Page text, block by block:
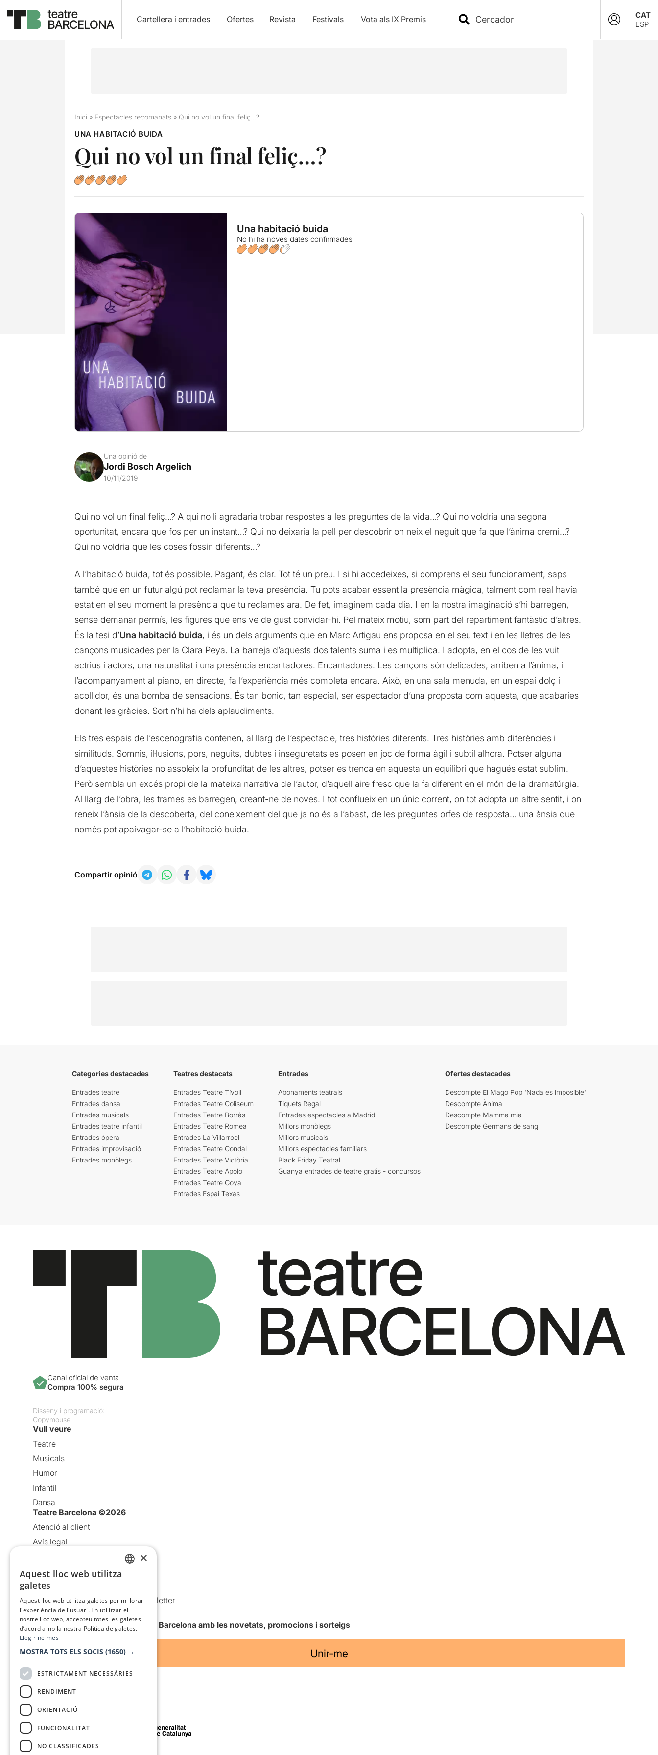
Cartellera i entrades Ofertes Revista Festivals Vota als IX Premis
CAT
ESP
Inici» Espectacles recomanats» Qui no vol un final feliç…?
UNA HABITACIÓ BUIDA
Qui no vol un final feliç…?
Una habitació buida
No hi ha noves dates confirmades
Una opinió de
Jordi Bosch Argelich
10/11/2019
Qui no vol un final feliç…? A qui no li agradaria trobar respostes a les preguntes de la vida…? Qui no voldria una segona
oportunitat, encara que fos per un instant…? Qui no deixaria la pell per descobrir on neix el neguit que fa que l’ànima cremi…?
Qui no voldria que les coses fossin diferents…?
A l’habitació buida, tot és possible. Pagant, és clar. Tot té un preu. I si hi accedeixes, si comprens el seu funcionament, saps
també que en un futur algú pot reclamar la teva presència. Tu pots acabar essent la presència màgica, talment com real havia
estat en el seu moment la presència que tu reclames ara. De fet, imaginem cada dia. I en la nostra imaginació s’hi barregen,
sense demanar permís, les figures que ens ve de gust convidar-hi. Pel mateix motiu, som part del repartiment fantàstic d’altres.
És la tesi d’Una habitació buida, i és un dels arguments que en Marc Artigau ens proposa en el seu text i en les lletres de les
cançons musicades per la Clara Peya. La barreja d’aquests dos talents suma i es multiplica. I adopta, en el cos de les vuit
actrius i actors, una naturalitat i una presència encantadores. Encantadores. Les cançons són delicades, arriben a l’ànima, i
l’acompanyament al piano, en directe, fa l’experiència més completa encara. Això, en una sala menuda, en un espai dolç i
acollidor, és una bomba de sensacions. És tan bonic, tan especial, ser espectador d’una proposta com aquesta, que acabaries
donant les gràcies. Sort n’hi ha dels aplaudiments.
Els tres espais de l’escenografia contenen, al llarg de l‘espectacle, tres històries diferents. Tres històries amb diferències i
similituds. Somnis, il·lusions, pors, neguits, dubtes i inseguretats es posen en joc de forma àgil i subtil alhora. Potser alguna
d’aquestes històries no assoleix la profunditat de les altres, potser es trenca en aquesta un equilibri que hagués estat sublim.
Però sembla un excés propi de la mateixa narrativa de l’autor, d’aquell aire fresc que la fa diferent en el món de la dramatúrgia.
Al llarg de l’obra, les trames es barregen, creant-ne de noves. I tot conflueix en un únic corrent, on tot adopta un altre sentit, i on
reneix l’ànsia de la descoberta, del coneixement del que ja no és a l’abast, de les preguntes orfes de resposta… una ànsia que
només pot apaivagar-se a l’habitació buida.
Compartir opinió
Categories destacades
Entrades teatre
Entrades dansa
Entrades musicals
Entrades teatre infantil
Entrades òpera
Entrades improvisació
Entrades monòlegs
Teatres destacats
Entrades Teatre Tívoli
Entrades Teatre Coliseum
Entrades Teatre Borràs
Entrades Teatre Romea
Entrades La Villarroel
Entrades Teatre Condal
Entrades Teatre Victòria
Entrades Teatre Apolo
Entrades Teatre Goya
Entrades Espai Texas
Entrades
Abonaments teatrals
Tiquets Regal
Entrades espectacles a Madrid
Millors monòlegs
Millors musicals
Millors espectacles familiars
Black Friday Teatral
Guanya entrades de teatre gratis - concursos
Ofertes destacades
Descompte El Mago Pop 'Nada es imposible'
Descompte Ànima
Descompte Mamma mia
Descompte Germans de sang
Canal oficial de venta
Compra 100% segura
Disseny i programació:
Copymouse
Vull veure
Teatre
Musicals
Humor
Infantil
Dansa
Teatre Barcelona ©2026
Atenció al client
Avís legal
Política de cookies
Condicions d’ús
Comunicacions comercials i Newsletter
Anuncia’t
Vull rebre la newsletter de Teatre Barcelona amb les novetats, promocions i sorteigs
Unir-me
Amb el suport de
×
Aquest lloc web utilitza
galetes
Aquest lloc web utilitza galetes per millorar
l'experiència de l'usuari. En utilitzar el
nostre lloc web, accepteu totes les galetes
d’acord amb la nostra Política de galetes.
Llegir-ne més
MOSTRA TOTS ELS SOCIS (1650) →
ESTRICTAMENT NECESSÀRIES
RENDIMENT
ORIENTACIÓ
FUNCIONALITAT
NO CLASSIFICADES